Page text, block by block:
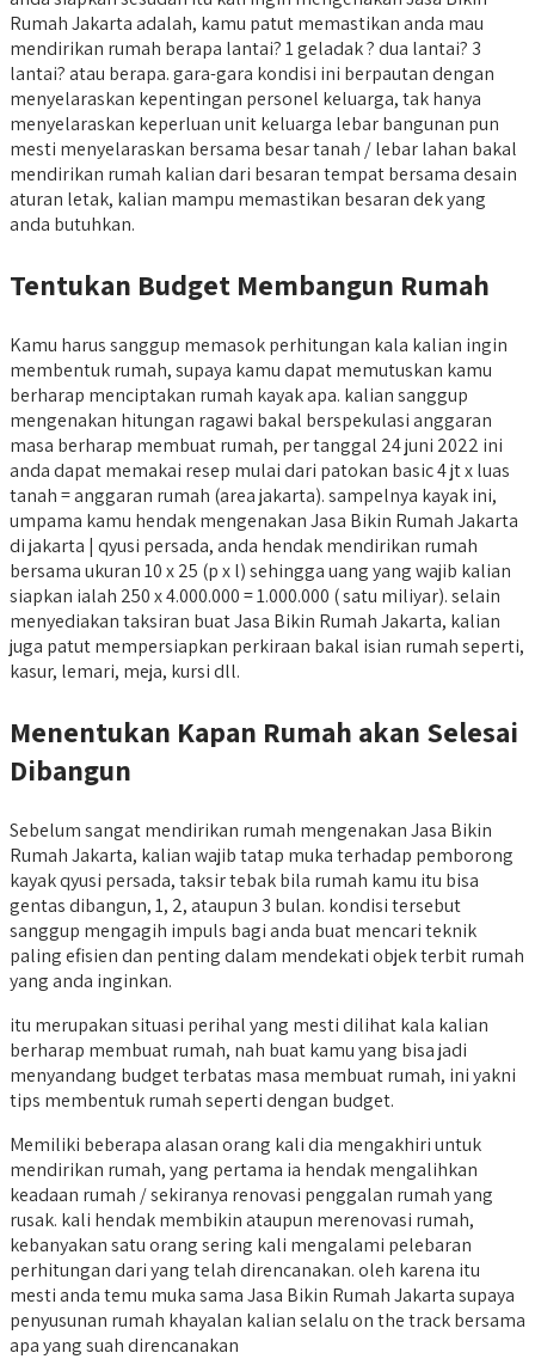
Rumah Jakarta adalah, kamu patut memastikan anda mau
mendirikan rumah berapa lantai? 1 geladak ? dua lantai? 3
lantai? atau berapa. gara-gara kondisi ini berpautan dengan
menyelaraskan kepentingan personel keluarga, tak hanya
menyelaraskan keperluan unit keluarga lebar bangunan pun
mesti menyelaraskan bersama besar tanah / lebar lahan bakal
mendirikan rumah kalian dari besaran tempat bersama desain
aturan letak, kalian mampu memastikan besaran dek yang
anda butuhkan.
Tentukan Budget Membangun Rumah
Kamu harus sanggup memasok perhitungan kala kalian ingin
membentuk rumah, supaya kamu dapat memutuskan kamu
berharap menciptakan rumah kayak apa. kalian sanggup
mengenakan hitungan ragawi bakal berspekulasi anggaran
masa berharap membuat rumah, per tanggal 24 juni 2022 ini
anda dapat memakai resep mulai dari patokan basic 4 jt x luas
tanah = anggaran rumah (area jakarta). sampelnya kayak ini,
umpama kamu hendak mengenakan Jasa Bikin Rumah Jakarta
di jakarta | qyusi persada, anda hendak mendirikan rumah
bersama ukuran 10 x 25 (p x l) sehingga uang yang wajib kalian
siapkan ialah 250 x 4.000.000 = 1.000.000 ( satu miliyar). selain
menyediakan taksiran buat Jasa Bikin Rumah Jakarta, kalian
juga patut mempersiapkan perkiraan bakal isian rumah seperti,
kasur, lemari, meja, kursi dll.
Menentukan Kapan Rumah akan Selesai
Dibangun
Sebelum sangat mendirikan rumah mengenakan Jasa Bikin
Rumah Jakarta, kalian wajib tatap muka terhadap pemborong
kayak qyusi persada, taksir tebak bila rumah kamu itu bisa
gentas dibangun, 1, 2, ataupun 3 bulan. kondisi tersebut
sanggup mengagih impuls bagi anda buat mencari teknik
paling efisien dan penting dalam mendekati objek terbit rumah
yang anda inginkan.
itu merupakan situasi perihal yang mesti dilihat kala kalian
berharap membuat rumah, nah buat kamu yang bisa jadi
menyandang budget terbatas masa membuat rumah, ini yakni
tips membentuk rumah seperti dengan budget.
Memiliki beberapa alasan orang kali dia mengakhiri untuk
mendirikan rumah, yang pertama ia hendak mengalihkan
keadaan rumah / sekiranya renovasi penggalan rumah yang
rusak. kali hendak membikin ataupun merenovasi rumah,
kebanyakan satu orang sering kali mengalami pelebaran
perhitungan dari yang telah direncanakan. oleh karena itu
mesti anda temu muka sama Jasa Bikin Rumah Jakarta supaya
penyusunan rumah khayalan kalian selalu on the track bersama
apa yang suah direncanakan